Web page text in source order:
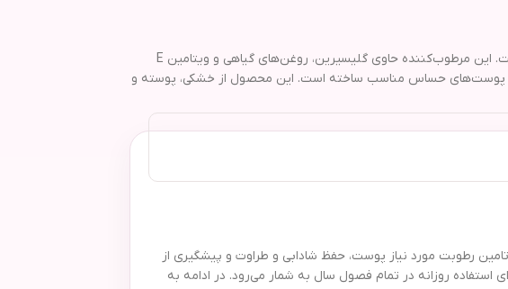
کرم مرطوب‌کننده هندولوژی مدل 6264707022428 با حجم 60 میلی‌لیتر، انتخابی عالی برای آبرسانی، حفظ لطافت و شادابی انواع پوست است. این مرطوب‌کننده حاوی گلیسیرین، روغن‌های گیاهی و ویتامین E
حتی پوست‌های حساس مناسب ساخته است. این محصول از خشکی، پوسته و
محسوب می‌شود که برای تامین رطوبت مورد نیاز پوست، حفظ شادابی و طراوت و پیشگیری از
روزانه در تمام فصول سال به شمار می‌رود. در ادامه به